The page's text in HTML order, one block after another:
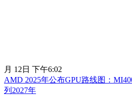
月 12日 下午6:02
AMD 2025年公布GPU路线图：
列2027年